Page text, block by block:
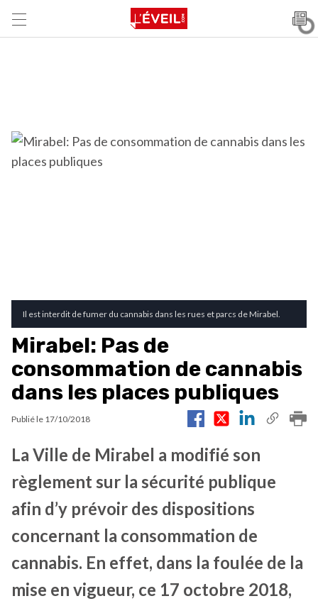
Il est interdit de fumer du cannabis dans les rues et parcs de Mirabel.
Mirabel: Pas de
consommation de cannabis
dans les places publiques
Publié le 17/10/2018
La Ville de Mirabel a modifié son
règlement sur la sécurité publique
afin d’y prévoir des dispositions
concernant la consommation de
cannabis. En effet, dans la foulée de la
mise en vigueur, ce 17 octobre 2018,